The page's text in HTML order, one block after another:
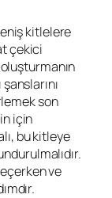
kitlelere
çekici
son
için
bu kitleye
ve